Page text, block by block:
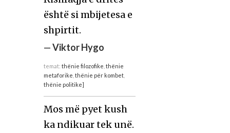
është si mbijetesa e
shpirtit.
—Viktor Hygo
temat: thënie filozofike thënie
metaforike thënie për kombet,
thënie politike]
Mos më pyet kush
ka ndikuar tek unë.